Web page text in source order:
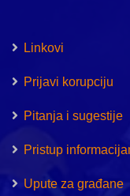
Linkovi
Prijavi korupciju
Pitanja i sugestije
Pristup
Upute za građane